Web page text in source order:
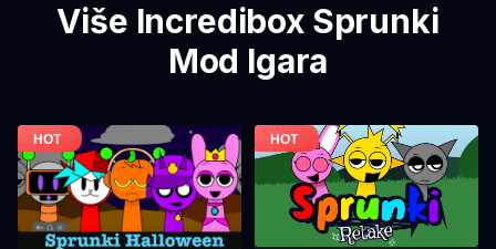
Više Incredibox Sprunki
Mod Igara